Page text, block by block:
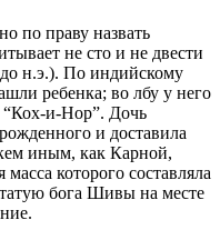
по праву назвать
не сто и не двести
до н.э.). По индийскому
ребенка; во лбу у него
“Кох-и-Нор”. Дочь
и доставила
иным, как Карной,
которого составляла
бога Шивы на месте